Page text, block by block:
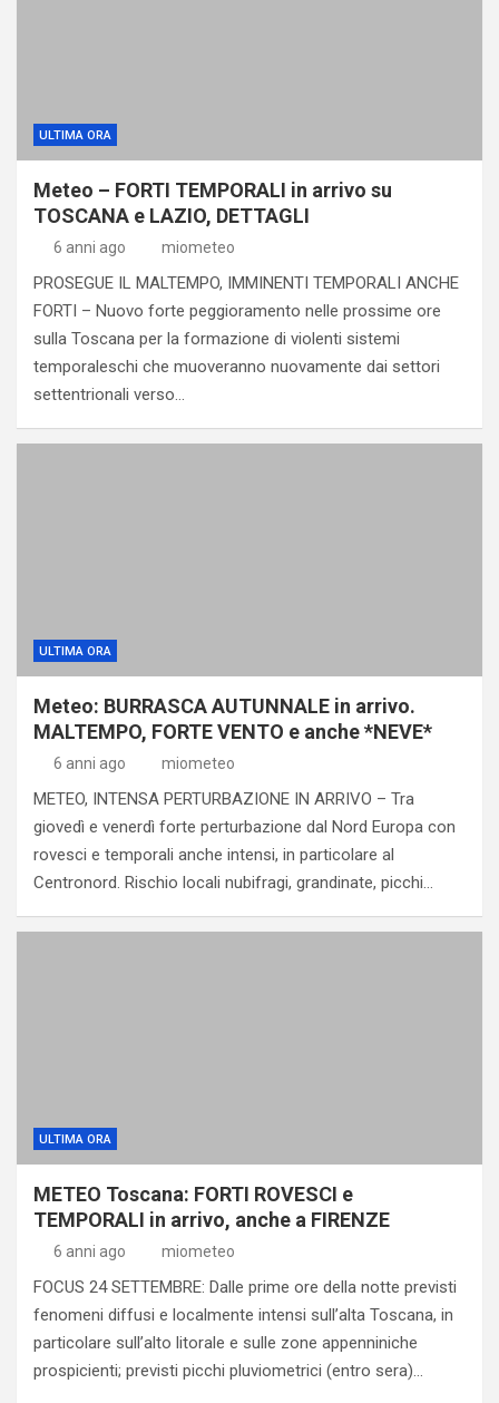
ULTIMA ORA
Meteo – FORTI TEMPORALI in arrivo su
TOSCANA e LAZIO, DETTAGLI
6 anni ago miometeo
PROSEGUE IL MALTEMPO, IMMINENTI TEMPORALI ANCHE
FORTI – Nuovo forte peggioramento nelle prossime ore
sulla Toscana per la formazione di violenti sistemi
temporaleschi che muoveranno nuovamente dai settori
settentrionali verso…
ULTIMA ORA
Meteo: BURRASCA AUTUNNALE in arrivo.
MALTEMPO, FORTE VENTO e anche *NEVE*
6 anni ago miometeo
METEO, INTENSA PERTURBAZIONE IN ARRIVO – Tra
giovedì e venerdì forte perturbazione dal Nord Europa con
rovesci e temporali anche intensi, in particolare al
Centronord. Rischio locali nubifragi, grandinate, picchi…
ULTIMA ORA
METEO Toscana: FORTI ROVESCI e
TEMPORALI in arrivo, anche a FIRENZE
6 anni ago miometeo
FOCUS 24 SETTEMBRE: Dalle prime ore della notte previsti
fenomeni diffusi e localmente intensi sull’alta Toscana, in
particolare sull’alto litorale e sulle zone appenniniche
prospicienti; previsti picchi pluviometrici (entro sera)…